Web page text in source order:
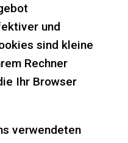
und
sind kleine
Rechner
Ihr Browser
verwendeten